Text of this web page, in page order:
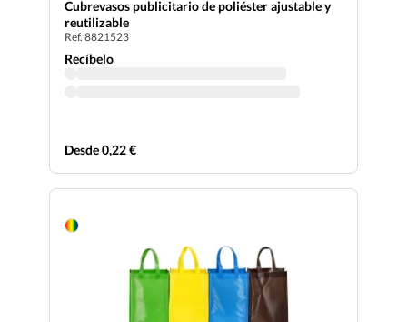
Cubrevasos publicitario de poliéster ajustable y
reutilizable
Ref. 8821523
Recíbelo
Desde 0,22 €